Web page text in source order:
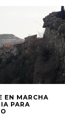
EN MARCHA
PARA